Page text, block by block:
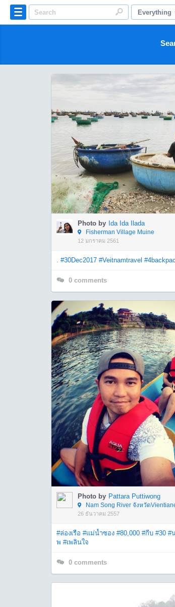
Everything
Photo by Ida Ida Ilada
Fisherman Village Muine
12 มกราคม 2561
. #30Dec2017 #Veitnamtravel
0 comments
Photo by Pattara Puttiwong
Nam Song River จังหวัด
26 ธันวาคม 2557
#ล่องเรือ #แม่น้ำซอง #80,000 #กีบ #30 #
พ #เพลินใจ
0 comments